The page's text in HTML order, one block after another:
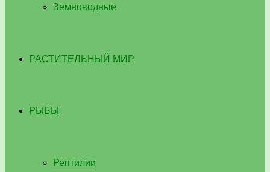
Земноводные
РАСТИТЕЛЬНЫЙ МИР
РЫБЫ
Рептилии